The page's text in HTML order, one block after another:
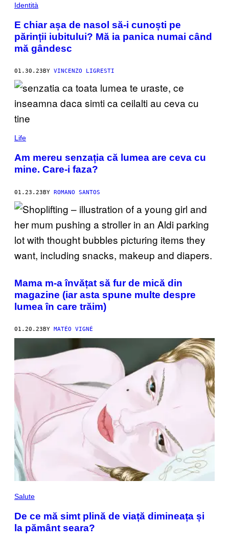
Identità
E chiar așa de nasol să-i cunoști pe
părinții iubitului? Mă ia panica numai când
mă gândesc
01.30.23 BY VINCENZO LIGRESTI
Life
Am mereu senzația că lumea are ceva cu
mine. Care-i faza?
01.23.23BY ROMANO SANTOS
Mama m-a învățat să fur de mică din
magazine (iar asta spune multe despre
lumea în care trăim)
01.20.23 BY MATÉO VIGNÉ
Salute
De ce mă simt plină de viață dimineața și
la pământ seara?